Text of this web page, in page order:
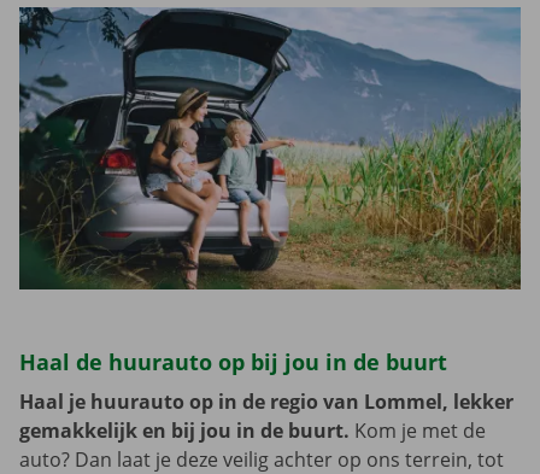
Haal de huurauto op bij jou in de buurt
Haal je huurauto op in de regio van Lommel, lekker
gemakkelijk en bij jou in de buurt. Kom je met de
auto? Dan laat je deze veilig achter op ons terrein, tot